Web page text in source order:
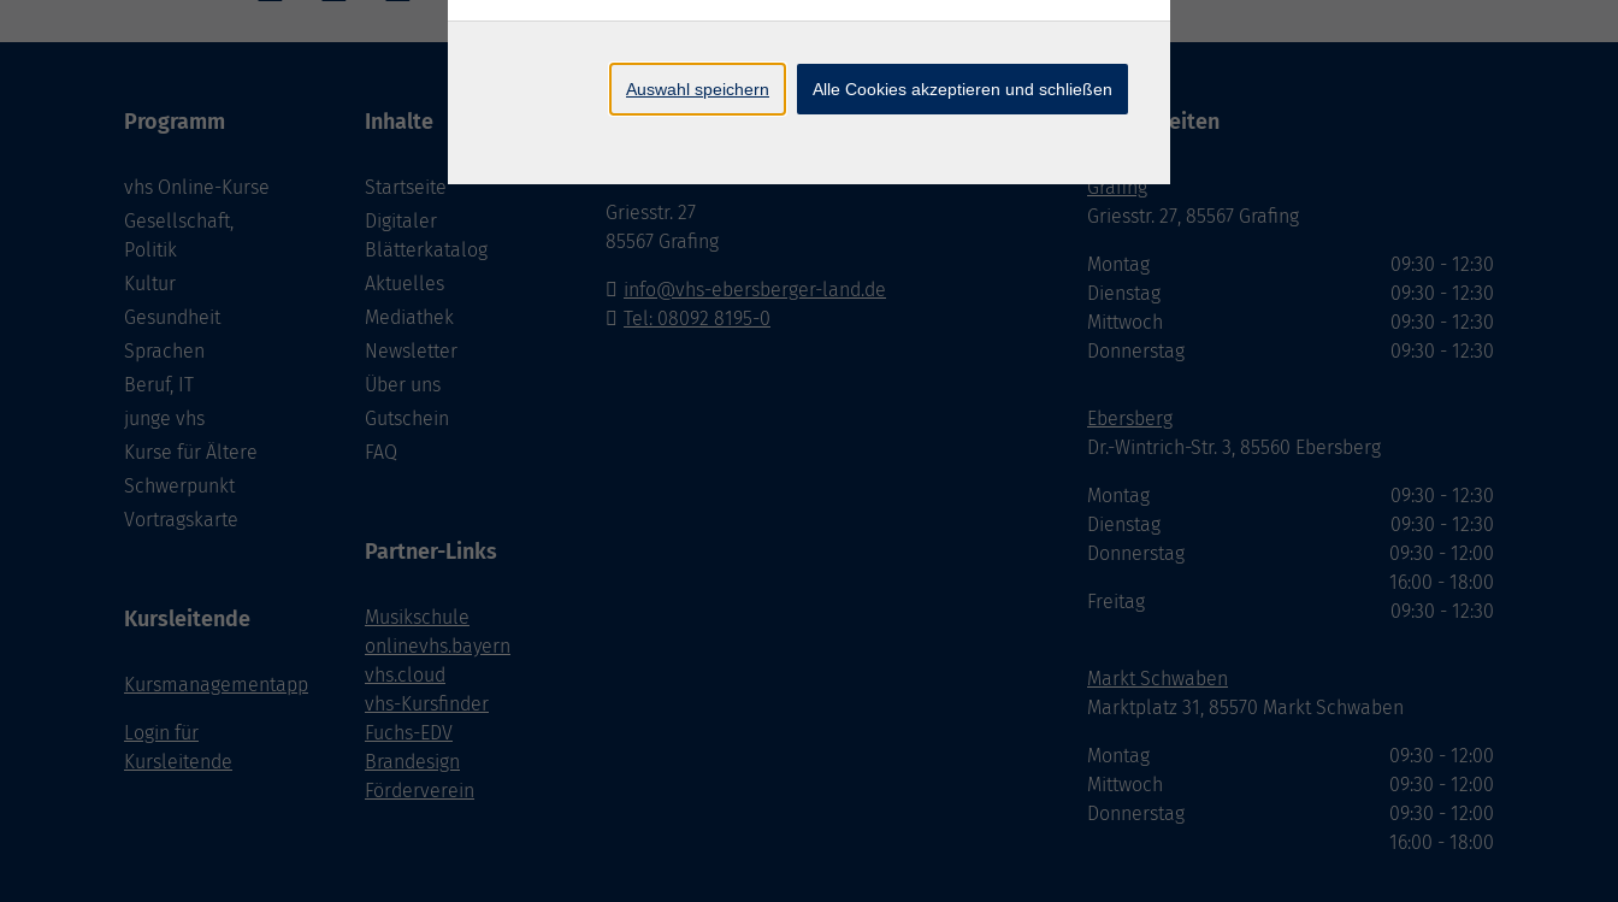
Programm
vhs Online-Kurse
Gesellschaft,
Politik
Kultur
Gesundheit
Sprachen
Beruf, IT
junge vhs
Kurse für Ältere
Schwerpunkt
Vortragskarte
Kursleitende
Kursmanagementapp
Login für
Kursleitende
Inhalte
Startseite
Digitaler
Blätterkatalog
Aktuelles
Mediathek
Newsletter
Über uns
Gutschein
FAQ
Partner-Links
Musikschule
onlinevhs.bayern
vhs.cloud
vhs-Kursfinder
Fuchs-EDV
Brandesign
Förderverein
Volkshochschule Ebersberger Land im
Griesstr. 27
85567 Grafing
info@vhs-ebersberger-land.de
Tel: 08092 8195-0
Servicezeiten
Grafing
Griesstr. 27, 85567 Grafing
Montag
Dienstag
Mittwoch
Donnerstag
09:30 - 12:30
09:30 - 12:30
09:30 - 12:30
09:30 - 12:30
Ebersberg
Dr.-Wintrich-Str. 3, 85560 Ebersberg
Montag
Dienstag
Donnerstag
Freitag
09:30 - 12:30
09:30 - 12:30
09:30 - 12:00
16:00 - 18:00
09:30 - 12:30
Markt Schwaben
Marktplatz 31, 85570 Markt Schwaben
Montag
Mittwoch
Donnerstag
09:30 - 12:00
09:30 - 12:00
09:30 - 12:00
16:00 - 18:00
Auswahl speichern Alle Cookies akzeptieren und schließen